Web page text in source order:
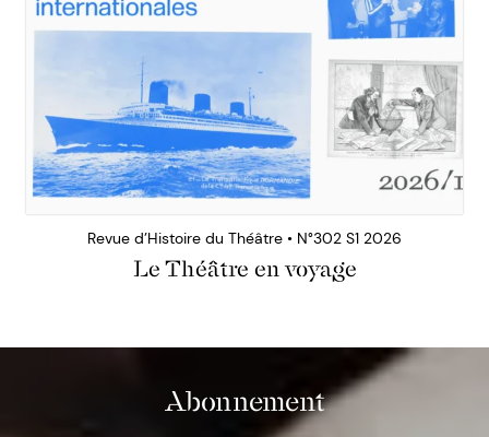
Revue d’Histoire du Théâtre • N°302 S1 2026
Le Théâtre en voyage
Abonnement